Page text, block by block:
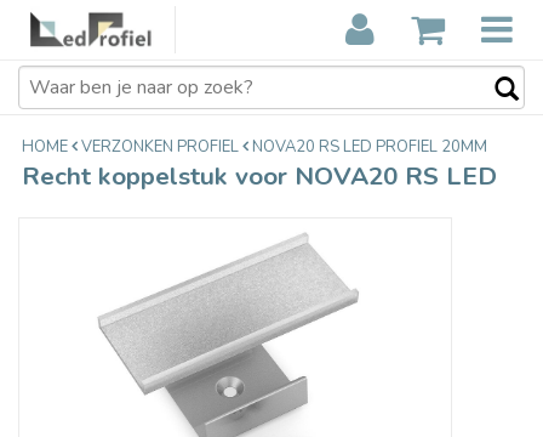
Recht koppelstuk voor NOVA20 RS
LED
€5,95
HOME VERZONKEN PROFIEL NOVA20 RS LED PROFIEL 20MM
Recht koppelstuk voor NOVA20 RS LED